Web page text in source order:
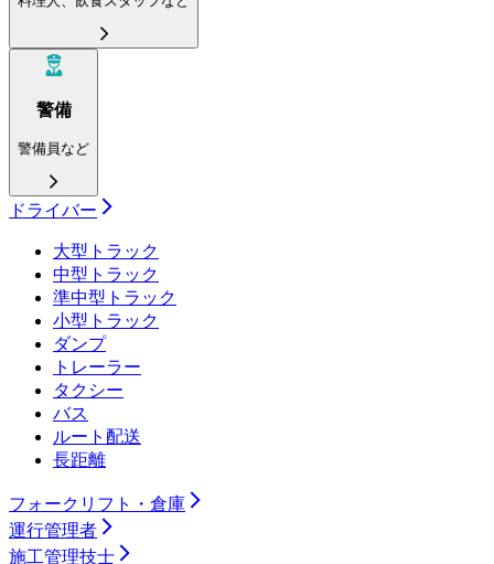
警備
警備員など
ドライバー
大型トラック
中型トラック
準中型トラック
小型トラック
ダンプ
トレーラー
タクシー
バス
ルート配送
長距離
フォークリフト・倉庫
運行管理者
施工管理技士